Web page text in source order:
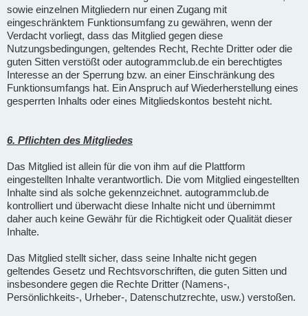
sowie einzelnen Mitgliedern nur einen Zugang mit
eingeschränktem Funktionsumfang zu gewähren, wenn der
Verdacht vorliegt, dass das Mitglied gegen diese
Nutzungsbedingungen, geltendes Recht, Rechte Dritter oder die
guten Sitten verstößt oder autogrammclub.de ein berechtigtes
Interesse an der Sperrung bzw. an einer Einschränkung des
Funktionsumfangs hat. Ein Anspruch auf Wiederherstellung eines
gesperrten Inhalts oder eines Mitgliedskontos besteht nicht.
6. Pflichten des Mitgliedes
Das Mitglied ist allein für die von ihm auf die Plattform
eingestellten Inhalte verantwortlich. Die vom Mitglied eingestellten
Inhalte sind als solche gekennzeichnet. autogrammclub.de
kontrolliert und überwacht diese Inhalte nicht und übernimmt
daher auch keine Gewähr für die Richtigkeit oder Qualität dieser
Inhalte.
Das Mitglied stellt sicher, dass seine Inhalte nicht gegen
geltendes Gesetz und Rechtsvorschriften, die guten Sitten und
insbesondere gegen die Rechte Dritter (Namens-,
Persönlichkeits-, Urheber-, Datenschutzrechte, usw.) verstoßen.